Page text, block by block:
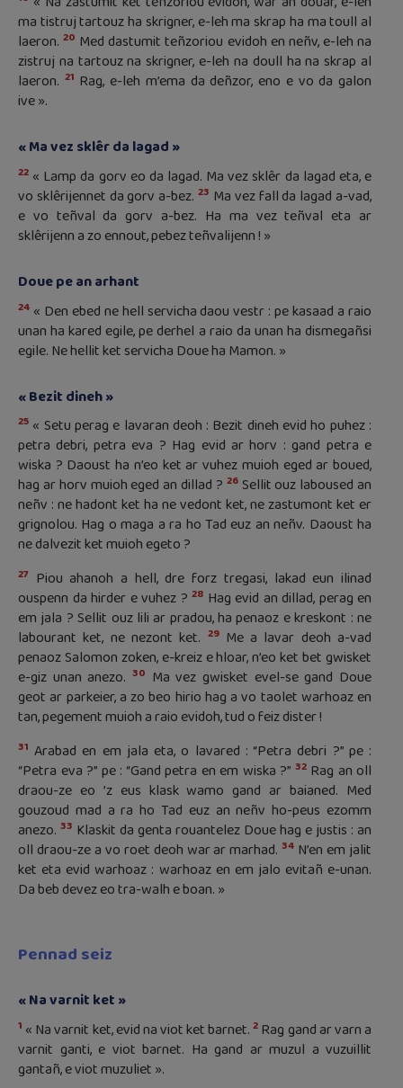
ma tistruj tartouz ha skrigner, e-leh ma skrap ha ma toull al
laeron.20 Med dastumit teñzoriou evidoh en neñv, e-leh na
zistruj na tartouz na skrigner, e-leh na doull ha na skrap al
laeron. 21 Rag, e-leh m’ema da deñzor, eno e vo da galon
ive ».
« Ma vez sklêr da lagad »
22 « Lamp da gorv eo da lagad. Ma vez sklêr da lagad eta, e
vo sklêrijennet da gorv a-bez.23 Ma vez fall da lagad a-vad,
e vo teñval da gorv a-bez. Ha ma vez teñval eta ar
sklêrijenn a zo ennout, pebez teñvalijenn ! »
Doue pe an arhant
24 « Den ebed ne hell servicha daou vestr : pe kasaad a raio
unan ha kared egile, pe derhel a raio da unan ha dismegañsi
egile. Ne hellit ket servicha Doue ha Mamon. »
« Bezit dineh »
25 « Setu perag e lavaran deoh : Bezit dineh evid ho puhez :
petra debri, petra eva ? Hag evid ar horv : gand petra e
wiska ? Daoust ha n’eo ket ar vuhez muioh eged ar boued,
hag ar horv muioh eged an dillad ? 26Sellit ouz laboused an
neñv : ne hadont ket ha ne vedont ket, ne zastumont ket er
grignolou. Hag o maga a ra ho Tad euz an neñv. Daoust ha
ne dalvezit ket muioh egeto ?
27 Piou ahanoh a hell, dre forz tregasi, lakad eun ilinad
ouspenn da hirder e vuhez ? 28 Hag evid an dillad, perag en
em jala ? Sellit ouz lili ar pradou, ha penaoz e kreskont : ne
labourant ket, ne nezont ket. 29Me a lavar deoh a-vad
penaoz Salomon zoken, e-kreiz e hloar, n’eo ket bet gwisket
e-giz unan anezo. 30 Ma vez gwisket evel-se gand Doue
geot ar parkeier, a zo beo hirio hag a vo taolet warhoaz en
tan, pegement muioh a raio evidoh, tud o feiz dister !
31 Arabad en em jala eta, o lavared : “Petra debri ?” pe :
“Petra eva ?” pe : “Gand petra en em wiska ?” 32Rag an oll
draou-ze eo ’z eus klask wamo gand ar baianed. Med
gouzoud mad a ra ho Tad euz an neñv ho-peus ezomm
anezo. 33 Klaskit da genta rouantelez Doue hag e justis : an
oll draou-ze a vo roet deoh war ar marhad.34 N’en em jalit
ket eta evid warhoaz : warhoaz en em jalo evitañ e-unan.
Da beb devez eo tra-walh e boan. »
Pennad seiz
« Na varnit ket »
1 « Na varnit ket, evid na viot ket barnet.2 Rag gand ar varn a
varnit ganti, e viot barnet. Ha gand ar muzul a vuzuillit
gantañ, e viot muzuliet ».